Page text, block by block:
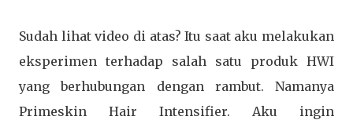
Sudah lihat video di atas? Itu saat aku melakukan
eksperimen terhadap salah satu produk HWI
yang berhubungan dengan rambut. Namanya
Primeskin Hair Intensifier. Aku ingin